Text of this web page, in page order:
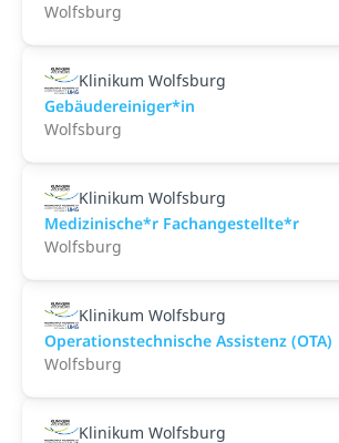
Wolfsburg
Klinikum Wolfsburg
Gebäudereiniger*in
Wolfsburg
Klinikum Wolfsburg
Medizinische*r Fachangestellte*r
Wolfsburg
Klinikum Wolfsburg
Operationstechnische Assistenz (OTA)
Wolfsburg
Klinikum Wolfsburg